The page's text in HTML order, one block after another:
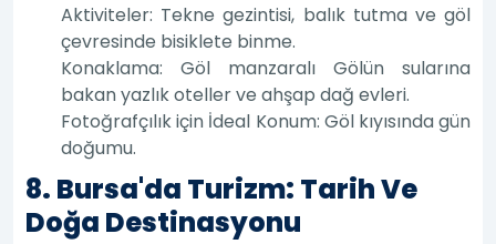
Aktiviteler: Tekne gezintisi, balık tutma ve göl
çevresinde bisiklete binme.
Konaklama: Göl manzaralı Gölün sularına
bakan yazlık oteller ve ahşap dağ evleri.
Fotoğrafçılık için İdeal Konum: Göl kıyısında gün
doğumu.
8. Bursa'da Turizm: Tarih Ve
Doğa Destinasyonu